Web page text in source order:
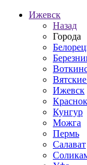
Ижевск
Назад
Города
Ижевск
Кунгур
Можга
Пермь
Салават